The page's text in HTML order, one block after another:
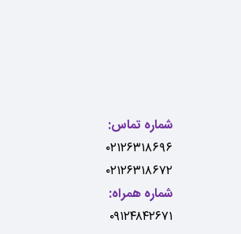
شماره تماس:
۰۲۱۲۶۳۱۸۶۹۶
۰۲۱۲۶۳۱۸۶۷۲
شماره همراه:
۰۹۱۲۴۸۴۲۶۷۱